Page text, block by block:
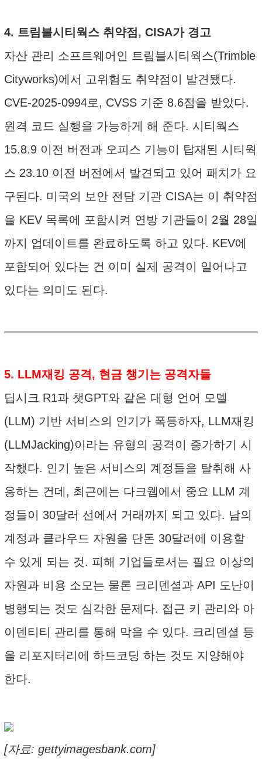
4. 트림블시티웍스 취약점, CISA가 경고
자산 관리 소프트웨어인 트림블시티웍스(Trimble
Cityworks)에서 고위험도 취약점이 발견됐다.
CVE-2025-0994로, CVSS 기준 8.6점을 받았다.
원격 코드 실행을 가능하게 해 준다. 시티웍스
15.8.9 이전 버전과 오피스 기능이 탑재된 시티웍
스 23.10 이전 버전에서 발견되고 있어 패치가 요
구된다. 미국의 보안 전담 기관 CISA는 이 취약점
을 KEV 목록에 포함시켜 연방 기관들이 2월 28일
까지 업데이트를 완료하도록 하고 있다. KEV에
포함되어 있다는 건 이미 실제 공격이 일어나고
있다는 의미도 된다.
5. LLM재킹 공격, 현금 챙기는 공격자들
딥시크 R1과 챗GPT와 같은 대형 언어 모델
(LLM) 기반 서비스의 인기가 폭등하자, LLM재킹
(LLMJacking)이라는 유형의 공격이 증가하기 시
작했다. 인기 높은 서비스의 계정들을 탈취해 사
용하는 건데, 최근에는 다크웹에서 중요 LLM 계
정들이 30달러 선에서 거래까지 되고 있다. 남의
계정과 클라우드 자원을 단돈 30달러에 이용할
수 있게 되는 것. 피해 기업들로서는 필요 이상의
자원과 비용 소모는 물론 크리덴셜과 API 도난이
병행되는 것도 심각한 문제다. 접근 키 관리와 아
이덴티티 관리를 통해 막을 수 있다. 크리덴셜 등
을 리포지터리에 하드코딩 하는 것도 지양해야
한다.
[자료: gettyimagesbank.com]